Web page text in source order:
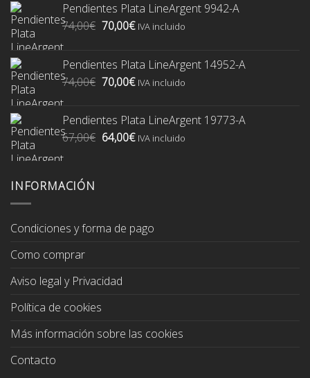
Pendientes Plata LineArgent 9942-A
74,00€ El
era:
74,00€.
70,00€El
es:
70,00€.
IVA incluido
Pendientes Plata LineArgent 14952-A
74,00€ El
era:
74,00€.
70,00€El
es:
70,00€.
IVA incluido
Pendientes Plata LineArgent 19773-A
67,00€ El
64,00€ElIVA incluido
INFORMACIÓN
Condiciones y forma de pago
Como comprar
Aviso legal y Privacidad
Política de cookies
Más información sobre las cookies
Contacto